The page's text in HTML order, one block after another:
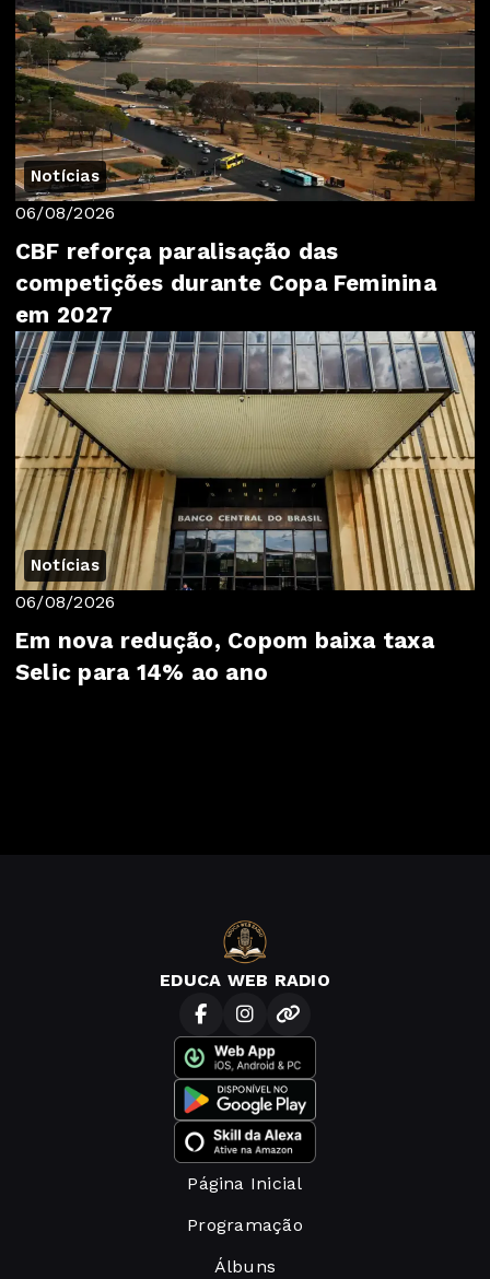
Notícias
06/08/2026
CBF reforça paralisação das
competições durante Copa Feminina
em 2027
Notícias
06/08/2026
Em nova redução, Copom baixa taxa
Selic para 14% ao ano
EDUCA WEB RADIO
Página Inicial
Programação
Álbuns